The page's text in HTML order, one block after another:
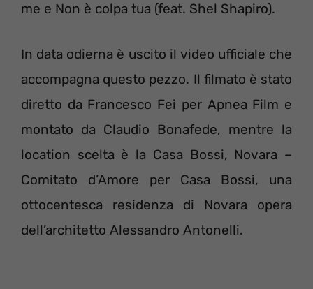
me e Non è colpa tua (feat. Shel Shapiro).
In data odierna è uscito il video ufficiale che
accompagna questo pezzo. Il filmato è stato
diretto da Francesco Fei per Apnea Film e
montato da Claudio Bonafede, mentre la
location scelta è la Casa Bossi, Novara –
Comitato d’Amore per Casa Bossi, una
ottocentesca residenza di Novara opera
dell’architetto Alessandro Antonelli.